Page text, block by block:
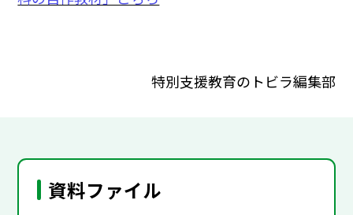
特別支援教育のトビラ編集部
資料ファイル